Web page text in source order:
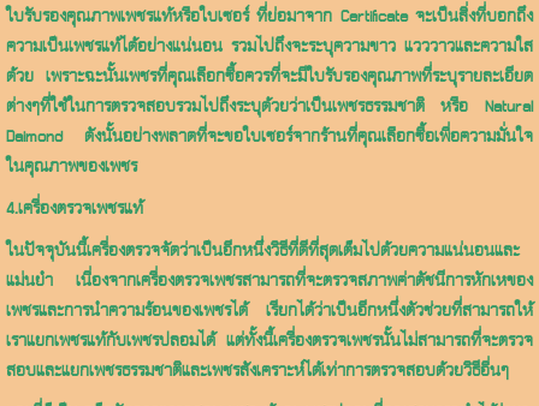
ใบรับรองคุณภาพเพชรแท้หรือใบเซอร์ ที่ย่อมาจาก Certificate จะเป็นสิ่งที่บอกถึง
ความเป็นเพชรแท้ได้อย่างแน่นอน รวมไปถึงจะระบุความขาว แวววาวและความใส
ด้วย เพราะฉะนั้นเพชรที่คุณเลือกซื้อควรที่จะมีใบรับรองคุณภาพที่ระบุรายละเอียด
ต่างๆที่ใช้ในการตรวจสอบรวมไปถึงระบุด้วยว่าเป็นเพชรธรรมชาติ หรือ Natural
Daimond ดังนั้นอย่างพลาดที่จะขอใบเซอร์จากร้านที่คุณเลือกซื้อเพื่อความมั่นใจ
ในคุณภาพของเพชร
4.เครื่องตรวจเพชรแท้
ในปัจจุบันนี้เครื่องตรวจจัดว่าเป็นอีกหนึ่งวิธีที่ดีที่สุดเต็มไปด้วยความแน่นอนและ
แม่นยำ เนื่องจากเครื่องตรวจเพชรสามารถที่จะตรวจสภาพค่าดัชนีการหักเหของ
เพชรและการนำความร้อนของเพชรได้ เรียกได้ว่าเป็นอีกหนึ่งตัวช่วยที่สามารถให้
เราแยกเพชรแท้กับเพชรปลอมได้ แต่ทั้งนี้เครื่องตรวจเพชรนั้นไม่สามารถที่จะตรวจ
สอบและแยกเพชรธรรมชาติและเพชรสังเคราะห์ได้เท่าการตรวจสอบด้วยวิธีอื่นๆ